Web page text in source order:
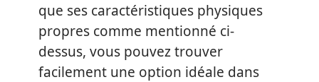
que ses caractéristiques physiques
propres comme mentionné ci-
dessus, vous pouvez trouver
facilement une option idéale dans